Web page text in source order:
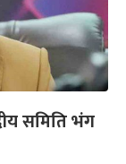
समिति भंग